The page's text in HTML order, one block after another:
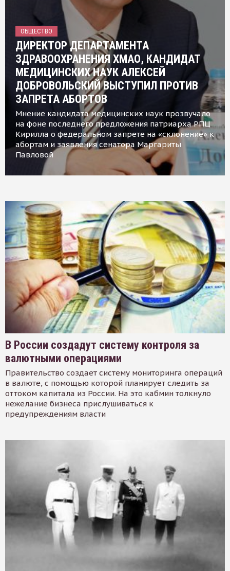
ОБЩЕСТВО
ДИРЕКТОР ДЕПАРТАМЕНТА
ЗДРАВООХРАНЕНИЯ ХМАО, КАНДИДАТ
МЕДИЦИНСКИХ НАУК АЛЕКСЕЙ
ДОБРОВОЛЬСКИЙ ВЫСТУПИЛ ПРОТИВ
ЗАПРЕТА АБОРТОВ
Мнение кандидата медицинских наук прозвучало
на фоне последнего предложения патриарха РПЦ
Кирилла о федеральном запрете на «склонение» к
абортам и заявления сенатора Маргариты
Павловой
В России создадут систему контроля за
валютными операциями
Правительство создает систему мониторинга операций
в валюте, с помощью которой планирует следить за
оттоком капитала из России. На это кабмин толкнуло
нежелание бизнеса прислушиваться к
предупреждениям власти